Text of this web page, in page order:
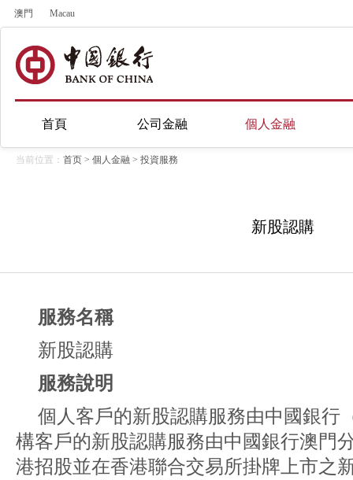
澳門 Macau
首頁 公司金融 個人金融
当前位置： 首页 > 個人金融 > 投資服務
新股認購
服務名稱
新股認購
服務說明
個人客戶的新股認購服務由中國銀行
構客戶的新股認購服務由中國銀行澳門
港招股並在香港聯合交易所掛牌上市之